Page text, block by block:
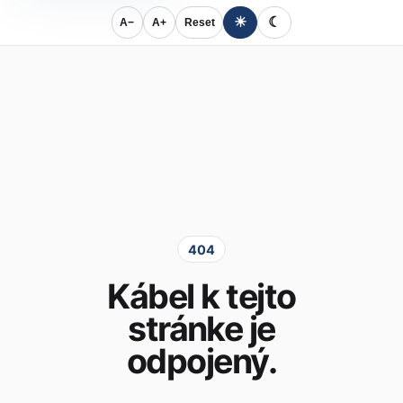
A− A+ Reset ☀ ☾
404
Kábel k tejto
stránke je
odpojený.